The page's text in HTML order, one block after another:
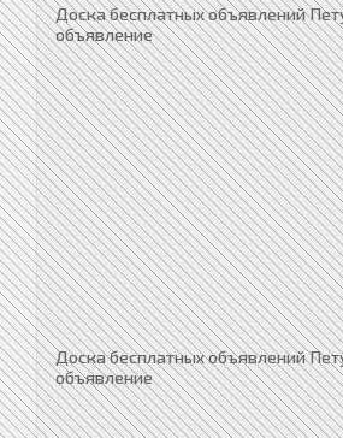
Доска бесплатных объявлений
объявление
Доска бесплатных объявлений
объявление